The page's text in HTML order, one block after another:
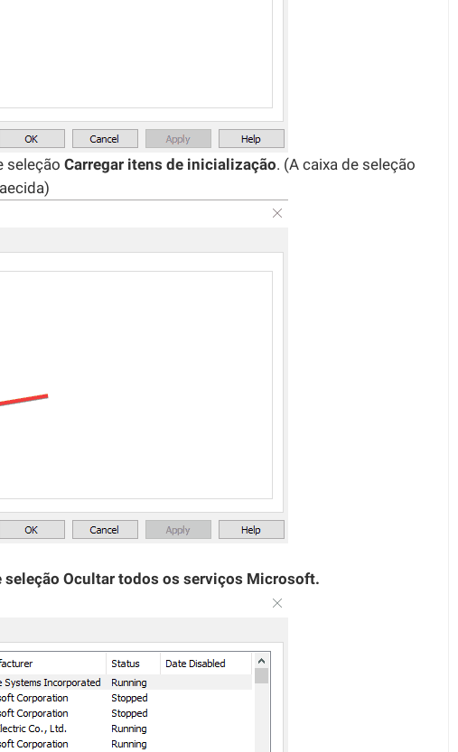
seleção Carregar itens de inicialização. (A caixa de seleção
seleção Ocultar todos os serviços Microsoft.